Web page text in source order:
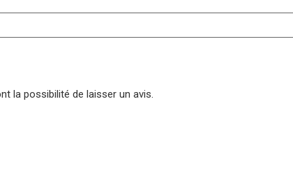
la possibilité de laisser un avis.